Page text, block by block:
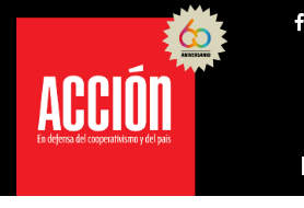
Saltar
contenido